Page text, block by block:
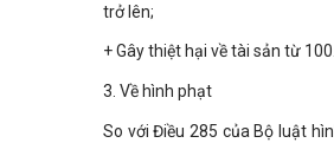
trở lên;
+ Gây thiệt hại về tài sản từ
3. Về hình phạt
So với Điều 285 của Bộ luật